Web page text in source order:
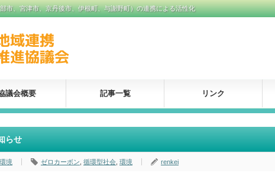
市、宮津市、京丹後市、伊根町、与謝野町）の連携による活性化
議会概要 記事一覧 リンク
らせ
環境 ゼロカーボン 循環型社会 環境 renkei